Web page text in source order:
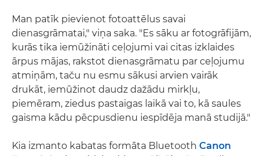
Man patīk pievienot fotoattēlus savai
dienasgrāmatai," viņa saka. "Es sāku ar fotogrāfijām,
kurās tika iemūžināti ceļojumi vai citas izklaides
ārpus mājas, rakstot dienasgrāmatu par ceļojumu
atmiņām, taču nu esmu sākusi arvien vairāk
drukāt, iemūžinot daudz dažādu mirkļu,
piemēram, ziedus pastaigas laikā vai to, kā saules
gaisma kādu pēcpusdienu iespīdēja manā studijā."
Kia izmanto kabatas formāta Bluetooth Canon